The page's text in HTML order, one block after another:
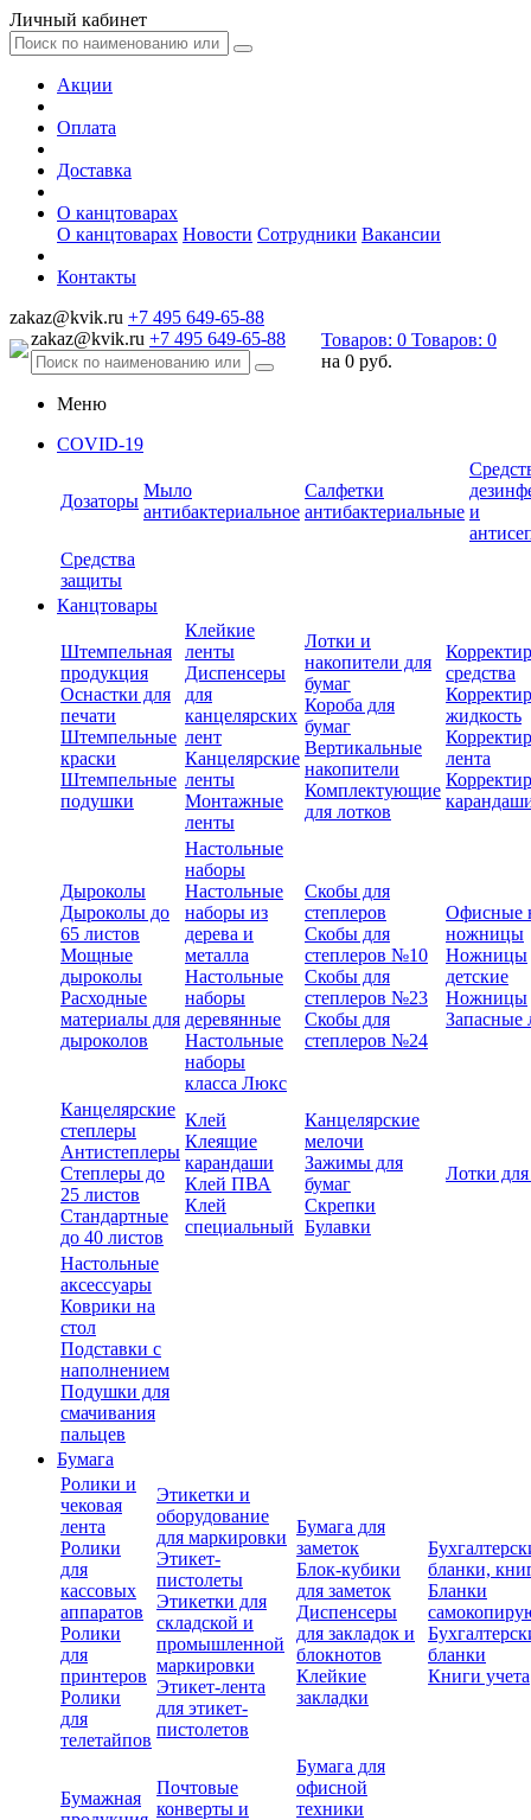
Личный кабинет
Акции
Оплата
Доставка
О канцтоварах
О канцтоварах Новости Сотрудники Вакансии
Контакты
zakaz@kvik.ru +7 495 649-65-88
zakaz@kvik.ru +7 495 649-65-88 Товаров: 0 Товаров: 0
на 0 руб.
Меню
COVID-19
Дозаторы
Мыло
антибактериальное
Салфетки
антибактериальные и
Средства
защиты
Канцтовары
Штемпельная
продукция
Оснастки для
печати
Штемпельные
краски
Штемпельные
подушки
Клейкие
ленты
Диспенсеры
для
канцелярских
лент
Канцелярские
ленты
Монтажные
ленты
Лотки и
накопители для
бумаг
Короба для
бумаг
Вертикальные
накопители
Комплектующие
для лотков
средства
жидкость
лента
Дыроколы
Дыроколы до
65 листов
Мощные
дыроколы
Расходные
материалы для
дыроколов
Настольные
наборы
Настольные
наборы из
дерева и
металла
Настольные
наборы
деревянные
Настольные
наборы
класса Люкс
Скобы для
степлеров
Скобы для
степлеров №10
Скобы для
степлеров №23
Скобы для
степлеров №24
Офисные
ножницы
Ножницы
детские
Ножницы
Запасные
Канцелярские
степлеры
Антистеплеры
Степлеры до
25 листов
Стандартные
до 40 листов
Клей
Клеящие
карандаши
Клей ПВА
Клей
специальный
Канцелярские
мелочи
Зажимы для
бумаг
Скрепки
Булавки
Лотки
Настольные
аксессуары
Коврики на
стол
Подставки с
наполнением
Подушки для
смачивания
пальцев
Бумага
Ролики и
чековая
лента
Ролики
для
кассовых
аппаратов
Ролики
для
принтеров
Ролики
для
телетайпов
Этикетки и
оборудование
для маркировки
Этикет-
пистолеты
Этикетки для
складской и
промышленной
маркировки
Этикет-лента
для этикет-
пистолетов
Бумага для
заметок
Блок-кубики
для заметок
Диспенсеры
для закладок и
блокнотов
Клейкие
закладки
бланки,
Бланки
бланки
Книги учета
Бумажная
Почтовые
конверты и
Бумага для
офисной
техники